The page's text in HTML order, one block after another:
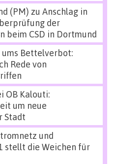
(PM) zu Anschlag in
der
beim CSD in Dortmund
Bettelverbot:
Rede von
OB Kalouti:
um neue
Stadt
und
stellt die Weichen für